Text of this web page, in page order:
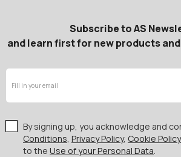
Subscribe to AS
and learn first for new products
By signing up, you acknowledge and
Conditions, Privacy Policy, Cookie Policy
to the Use of your Personal Data.